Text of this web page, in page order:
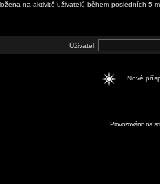
na aktivitě uživatelů během posledních 5
Uživatel:
Nové
Provozováno na